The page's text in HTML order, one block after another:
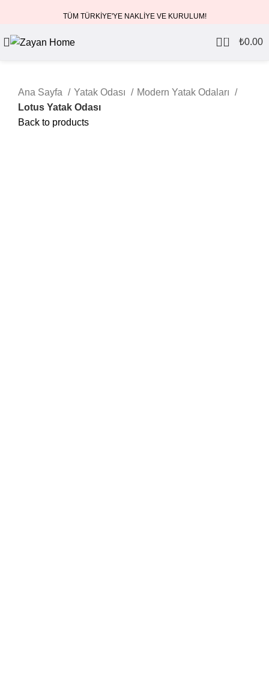
TÜM TÜRKİYE'YE NAKLİYE VE KURULUM!
0 ₺0.00
Ana Sayfa Yatak Odası
Modern Yatak Odaları
Lotus Yatak Odası
Back to products